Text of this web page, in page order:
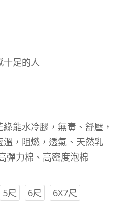
十足的人
綠能水冷膠，無毒、舒壓，
溫，阻燃，透氣、天然乳
彈力棉、高密度泡棉
5尺 6尺 6X7尺